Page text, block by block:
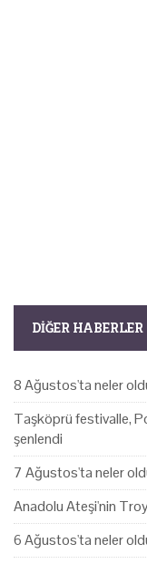
DIĞER HABERLER
8 Ağustos'ta neler
Taşköprü festivalle,
şenlendi
7 Ağustos'ta neler
Anadolu Ateşi'nin
6 Ağustos'ta neler